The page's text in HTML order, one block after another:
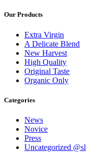
Our Products
Extra Virgin
A Delicate Blend
New Harvest
High Quality
Original Taste
Organic Only
Categories
News
Novice
Press
Uncategorized @sl